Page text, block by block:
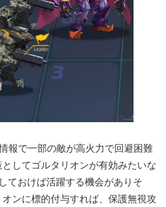
報で一部の敵が高火力で回避困難
してゴルタリオンが有効みたいな
ておけば活躍する機会がありそ
ンに標的付与すれば、保護無視攻